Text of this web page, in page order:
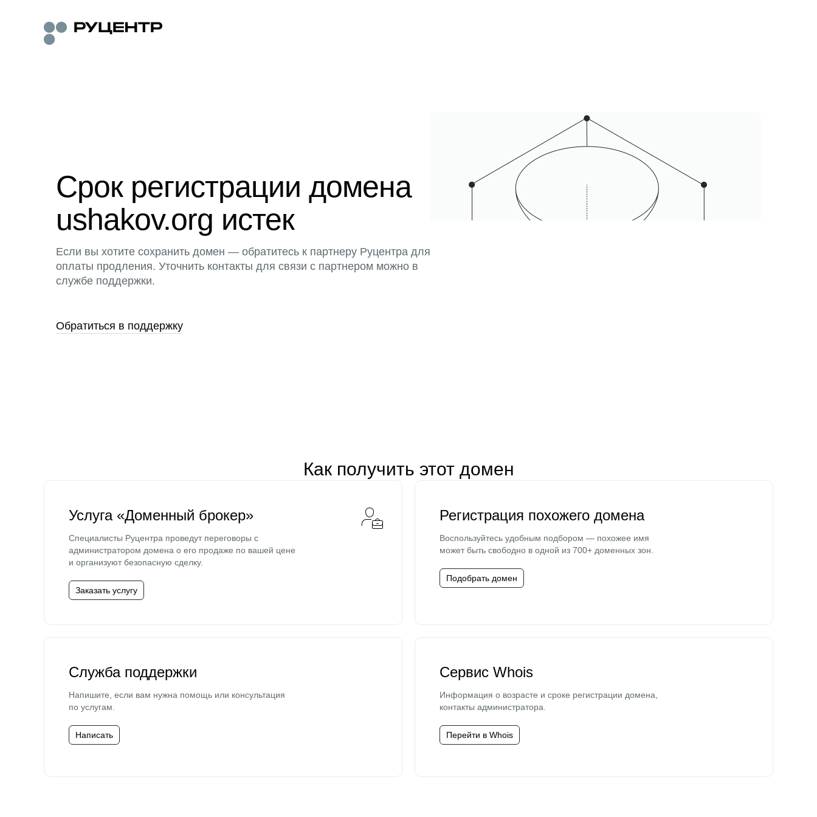
Срок регистрации домена
ushakov.org истек
Если вы хотите сохранить домен — обратитесь к партнеру Руцентра для
оплаты продления. Уточнить контакты для связи с партнером можно в
службе поддержки.
Обратиться в поддержку
Как получить этот домен
Услуга «Доменный брокер»
Специалисты Руцентра проведут переговоры с
администратором домена о его продаже по вашей цене
и организуют безопасную сделку.
Заказать услугу
Регистрация похожего домена
Воспользуйтесь удобным подбором — похожее имя
может быть свободно в одной из 700+ доменных зон.
Подобрать домен
Служба поддержки
Напишите, если вам нужна помощь или консультация
по услугам.
Написать
Сервис Whois
Информация о возрасте и сроке регистрации домена,
контакты администратора.
Перейти в Whois